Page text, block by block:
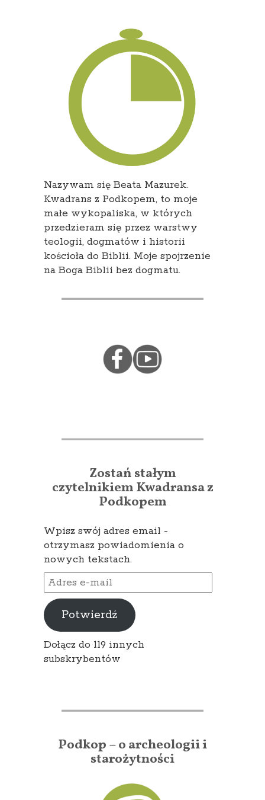
Nazywam się Beata Mazurek.
Kwadrans z Podkopem, to moje
małe wykopaliska, w których
przedzieram się przez warstwy
teologii, dogmatów i historii
kościoła do Biblii. Moje spojrzenie
na Boga Biblii bez dogmatu.
Zostań stałym
czytelnikiem Kwadransa z
Podkopem
Wpisz swój adres email -
otrzymasz powiadomienia o
nowych tekstach.
Adres
e-
mail
Potwierdź
Dołącz do 119 innych
subskrybentów
Podkop – o archeologii i
starożytności